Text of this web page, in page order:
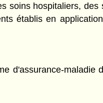
soins hospitaliers, des
établis en
d'assurance-maladie